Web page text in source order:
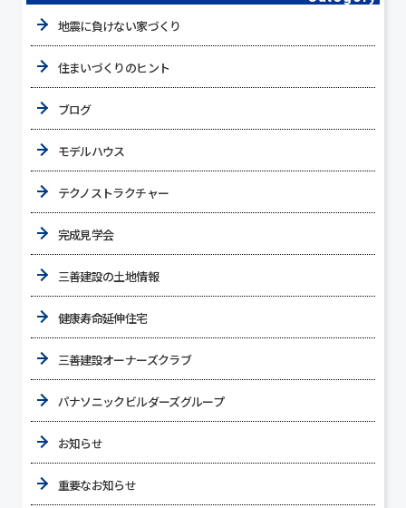
地震に負けない家づくり
住まいづくりのヒント
ブログ
モデルハウス
テクノストラクチャー
完成見学会
三善建設の土地情報
健康寿命延伸住宅
三善建設オーナーズクラブ
パナソニックビルダーズグループ
お知らせ
重要なお知らせ